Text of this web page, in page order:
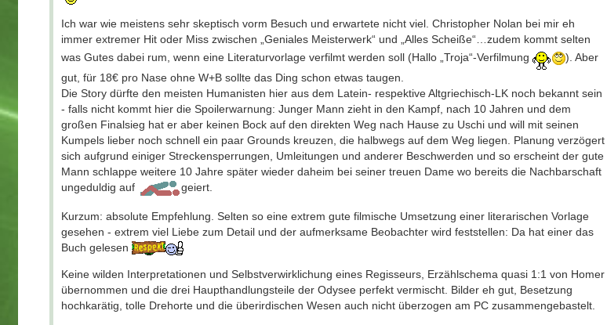
Ich war wie meistens sehr skeptisch vorm Besuch und erwartete nicht viel. Christopher Nolan bei mir eh
immer extremer Hit oder Miss zwischen „Geniales Meisterwerk“ und „Alles Scheiße“…zudem kommt selten
was Gutes dabei rum, wenn eine Literaturvorlage verfilmt werden soll (Hallo „Troja“-Verfilmung
). Aber
gut, für 18€ pro Nase ohne W+B sollte das Ding schon etwas taugen.
Die Story dürfte den meisten Humanisten hier aus dem Latein- respektive Altgriechisch-LK noch bekannt sein
- falls nicht kommt hier die Spoilerwarnung: Junger Mann zieht in den Kampf, nach 10 Jahren und dem
großen Finalsieg hat er aber keinen Bock auf den direkten Weg nach Hause zu Uschi und will mit seinen
Kumpels lieber noch schnell ein paar Grounds kreuzen, die halbwegs auf dem Weg liegen. Planung verzögert
sich aufgrund einiger Streckensperrungen, Umleitungen und anderer Beschwerden und so erscheint der gute
Mann schlappe weitere 10 Jahre später wieder daheim bei seiner treuen Dame wo bereits die Nachbarschaft
ungeduldig auf
geiert.
Kurzum: absolute Empfehlung. Selten so eine extrem gute filmische Umsetzung einer literarischen Vorlage
gesehen - extrem viel Liebe zum Detail und der aufmerksame Beobachter wird feststellen: Da hat einer das
Buch gelesen
Keine wilden Interpretationen und Selbstverwirklichung eines Regisseurs, Erzählschema quasi 1:1 von Homer
übernommen und die drei Haupthandlungsteile der Odysee perfekt vermischt. Bilder eh gut, Besetzung
hochkarätig, tolle Drehorte und die überirdischen Wesen auch nicht überzogen am PC zusammengebastelt.